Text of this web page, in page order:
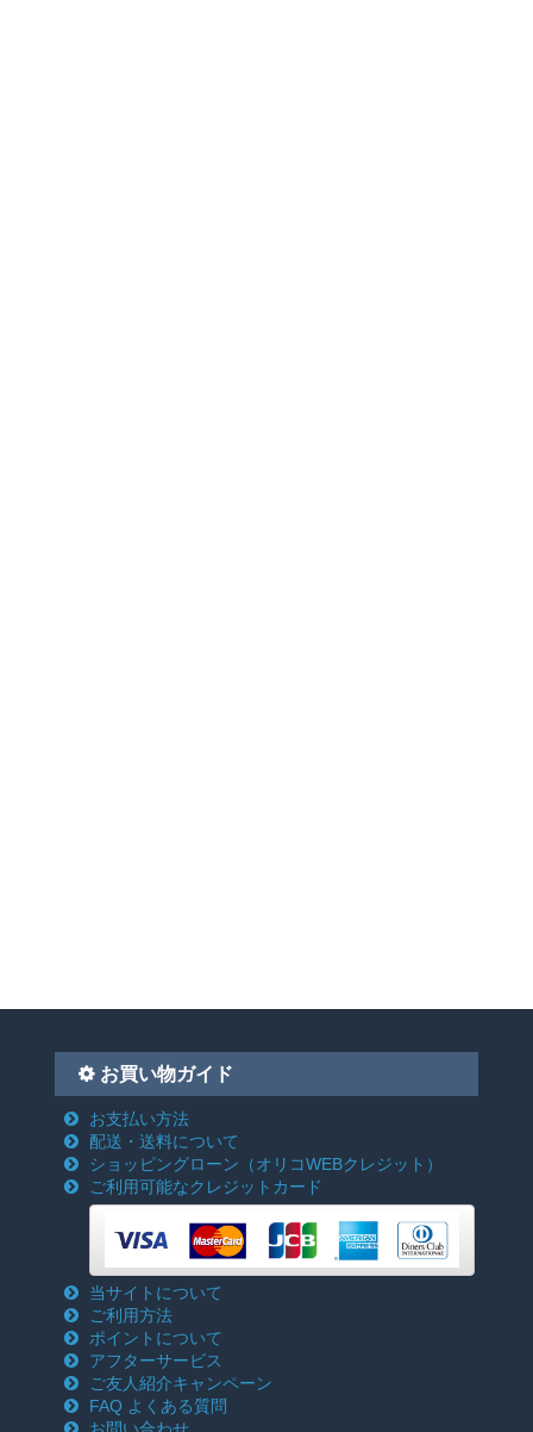
お買い物ガイド
お支払い方法
配送・送料について
ショッピングローン （オリコWEBクレジット）
ご利用可能なクレジットカード
当サイトについて
ご利用方法
ポイントについて
アフターサービス
ご友人紹介キャンペーン
FAQ よくある質問